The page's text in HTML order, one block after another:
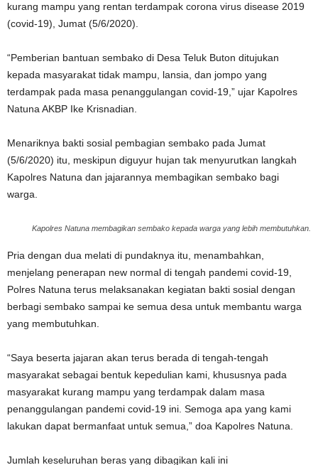
kurang mampu yang rentan terdampak corona virus disease 2019
(covid-19), Jumat (5/6/2020).
“Pemberian bantuan sembako di Desa Teluk Buton ditujukan
kepada masyarakat tidak mampu, lansia, dan jompo yang
terdampak pada masa penanggulangan covid-19,” ujar Kapolres
Natuna AKBP Ike Krisnadian.
Menariknya bakti sosial pembagian sembako pada Jumat
(5/6/2020) itu, meskipun diguyur hujan tak menyurutkan langkah
Kapolres Natuna dan jajarannya membagikan sembako bagi
warga.
Kapolres Natuna membagikan sembako kepada warga yang lebih membutuhkan.
Pria dengan dua melati di pundaknya itu, menambahkan,
menjelang penerapan new normal di tengah pandemi covid-19,
Polres Natuna terus melaksanakan kegiatan bakti sosial dengan
berbagi sembako sampai ke semua desa untuk membantu warga
yang membutuhkan.
“Saya beserta jajaran akan terus berada di tengah-tengah
masyarakat sebagai bentuk kepedulian kami, khususnya pada
masyarakat kurang mampu yang terdampak dalam masa
penanggulangan pandemi covid-19 ini. Semoga apa yang kami
lakukan dapat bermanfaat untuk semua,” doa Kapolres Natuna.
Jumlah keseluruhan beras yang dibagikan kali ini